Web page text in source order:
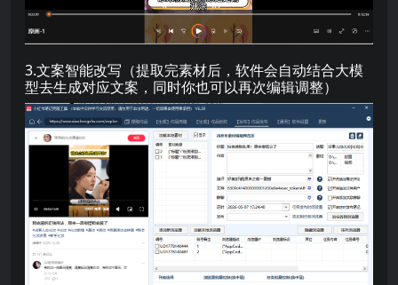
3.文案智能改写（提取完素材后，软件会自动结合大模
型去生成对应文案，同时你也可以再次编辑调整）